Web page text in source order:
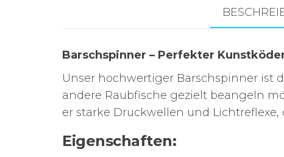
Barschspinner – Perfekter
Unser hochwertiger Barschspinner ist
andere Raubfische gezielt beangeln
er starke Druckwellen und
Eigenschaften: